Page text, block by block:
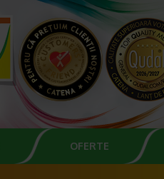
OFERTE